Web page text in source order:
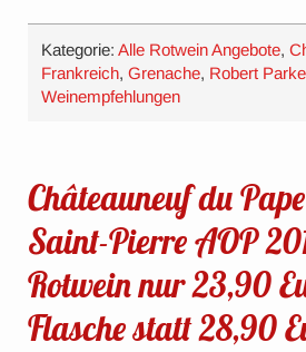
Kategorie:Alle Rotwein Angebote,
Frankreich,Grenache, Robert
Weinempfehlungen
Châteauneuf du
Saint-Pierre AOP
Rotwein nur 23,90
Flasche statt 28,90